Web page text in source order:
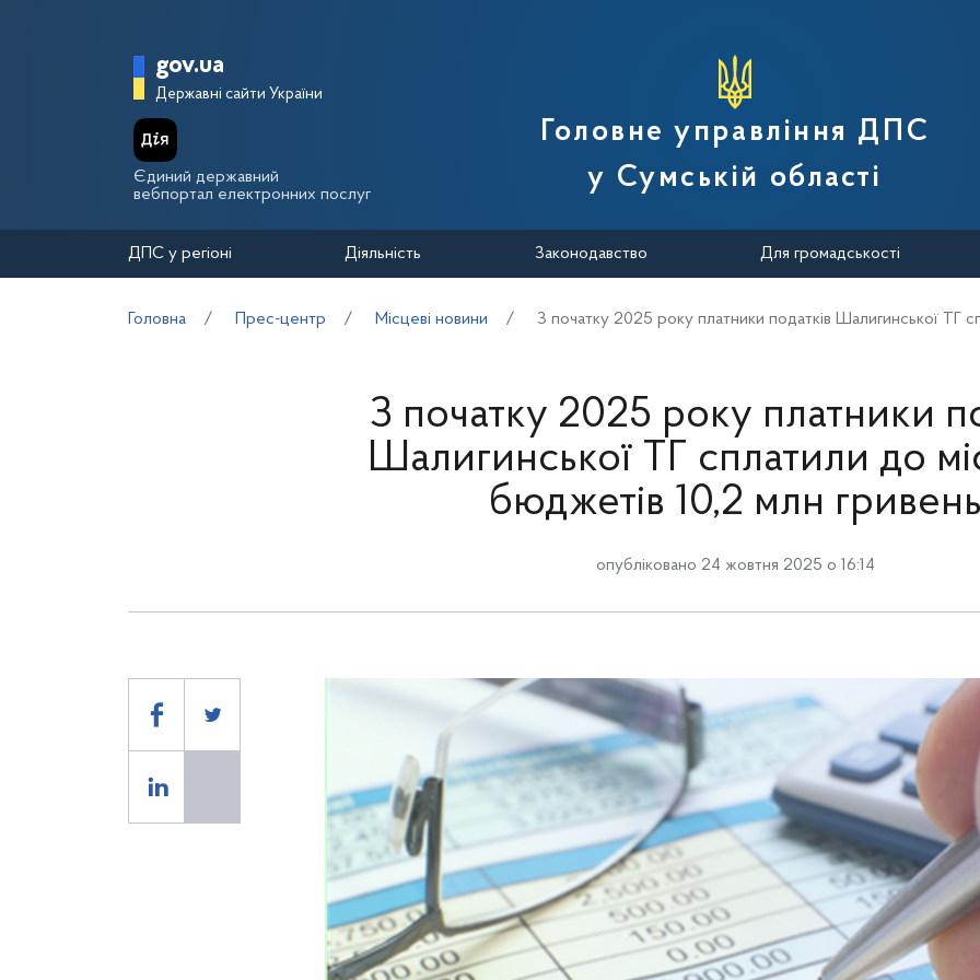
Головна сторінка Державної податкової служби України
gov.ua
Державні сайти України
Єдиний державний
вебпортал електронних послуг
Головне управління ДПС
у Сумській області
ДПС у регіоні Діяльність Законодавство Для громадськості
Головна Прес-центр Місцеві новини З початку 2025 року платники податків Шалигинської ТГ
З початку 2025 року платники
Шалигинської ТГ сплатили до
бюджетів 10,2 млн
опубліковано 24 жовтня 2025 о 16:14